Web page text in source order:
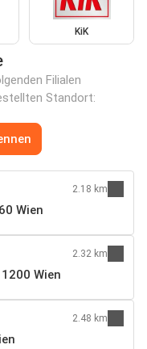
KiK
Filialen
Standort:
Wien
2.18 km
Wien
2.32 km
2.48 km